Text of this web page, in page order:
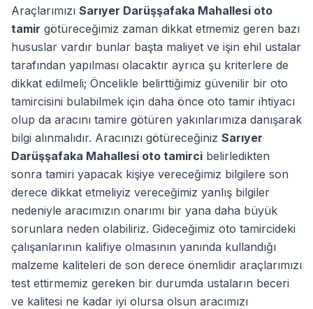
Araçlarımızı Sarıyer Darüşşafaka Mahallesi oto
tamir götüreceğimiz zaman dikkat etmemiz geren bazı
hususlar vardır bunlar başta maliyet ve işin ehil ustalar
tarafından yapılması olacaktır ayrıca şu kriterlere de
dikkat edilmeli; Öncelikle belirttiğimiz güvenilir bir oto
tamircisini bulabilmek için daha önce oto tamir ihtiyacı
olup da aracını tamire götüren yakınlarımıza danışarak
bilgi alınmalıdır. Aracınızı götüreceğiniz Sarıyer
Darüşşafaka Mahallesi oto tamirci belirledikten
sonra tamiri yapacak kişiye vereceğimiz bilgilere son
derece dikkat etmeliyiz vereceğimiz yanlış bilgiler
nedeniyle aracımızın onarımı bir yana daha büyük
sorunlara neden olabiliriz. Gideceğimiz oto tamircideki
çalışanlarının kalifiye olmasının yanında kullandığı
malzeme kaliteleri de son derece önemlidir araçlarımızı
test ettirmemiz gereken bir durumda ustaların beceri
ve kalitesi ne kadar iyi olursa olsun aracımızı